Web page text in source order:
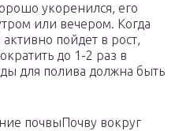
укоренился, его
или вечером. Когда
пойдет в рост,
до 1-2 раз в
для полива должна быть
почвыПочву вокруг